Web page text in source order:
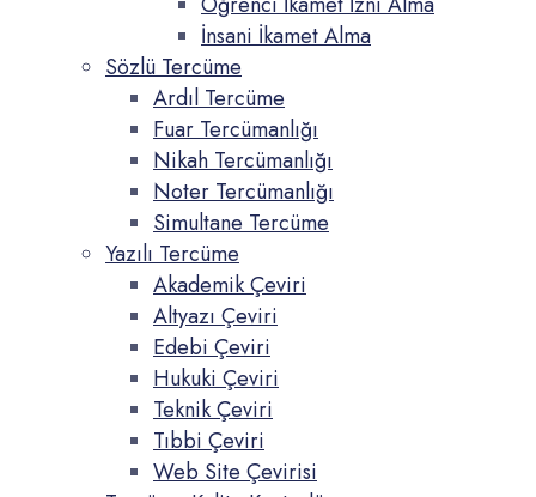
İnsani İkamet Alma
Sözlü Tercüme
Ardıl Tercüme
Fuar Tercümanlığı
Nikah Tercümanlığı
Noter Tercümanlığı
Simultane Tercüme
Yazılı Tercüme
Akademik Çeviri
Altyazı Çeviri
Edebi Çeviri
Hukuki Çeviri
Teknik Çeviri
Tıbbi Çeviri
Web Site Çevirisi